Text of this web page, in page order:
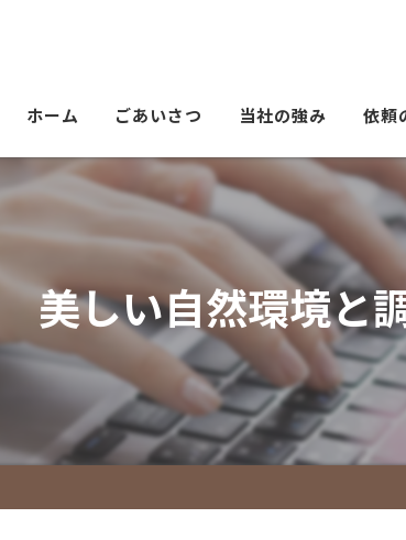
ホーム ごあいさつ 当社の強み 依頼
美しい自然環境と